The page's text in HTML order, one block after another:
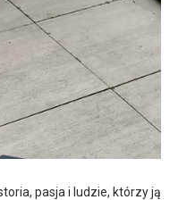
pasja i ludzie, którzy ją